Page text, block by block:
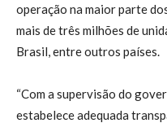
operação na maior parte
mais de três milhões de
Brasil, entre outros países.
“Com a supervisão do
estabelece adequada